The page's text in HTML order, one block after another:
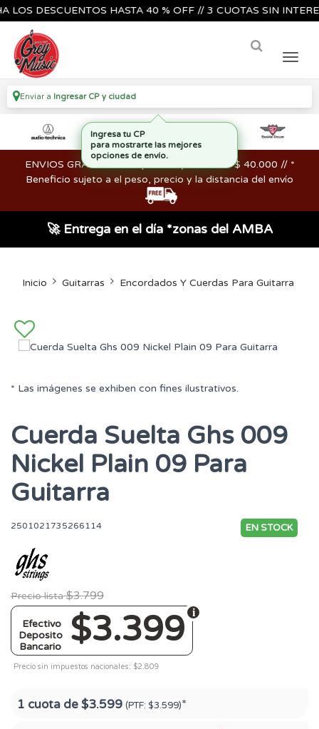
DESCUENTOS HASTA 40 % OFF // 3 CUOTAS SIN
Enviar a Ingresar CP y ciudad
ENVIOS GRATIS en compras mayores a los $ 40.000 // *
Beneficio sujeto a el peso, precio y la distancia del envío
🚀 Entrega en el día *zonas del AMBA
Inicio Guitarras Encordados Y Cuerdas Para Guitarra
* Las imágenes se exhiben con fines ilustrativos.
Cuerda Suelta Ghs 009
Nickel Plain 09 Para
Guitarra
2501021735266114 EN STOCK
Precio lista $3.799
$3.399
Efectivo
Deposito
Bancario
Precio sin impuestos nacionales: $2.809
1 cuota de$3.599 (PTF: $3.599)*